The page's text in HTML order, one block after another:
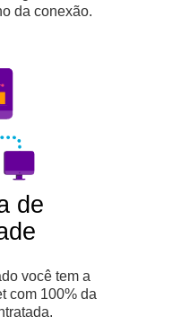
da conexão.
de
você tem a
com 100% da